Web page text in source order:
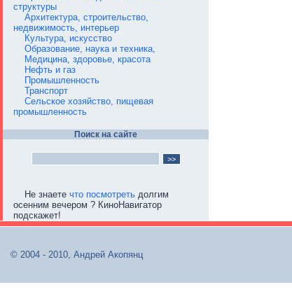
структуры
Архитектура, строительство,
недвижимость, интерьер
Культура, искусство
Образование, наука и техника,
Медицина, здоровье, красота
Нефть и газ
Промышленность
Транспорт
Сельское хозяйство, пищевая
промышленность
Поиск на сайте
Не знаете что посмотреть долгим
осенним вечером ? КиноНавигатор
подскажет!
© 2004 - 2010, Андрей Акопянц